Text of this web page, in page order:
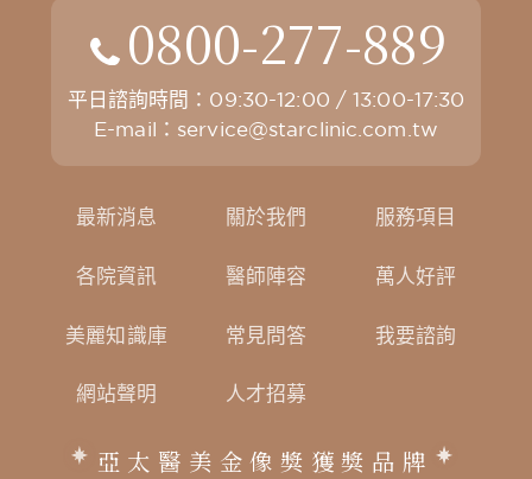
0800-277-889
平日諮詢時間：09:30-12:00 / 13:00-17:30
E-mail： service@starclinic.com.tw
最新消息 關於我們 服務項目
各院資訊 醫師陣容 萬人好評
美麗知識庫 常見問答 我要諮詢
網站聲明 人才招募
亞太醫美金像獎獲獎品牌